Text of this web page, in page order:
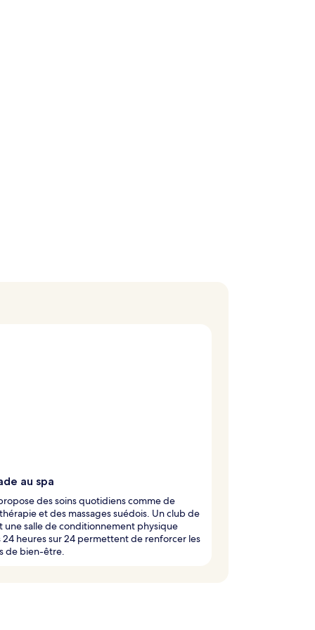
au spa
des soins quotidiens comme de
et des massages suédois. Un club de
une salle de conditionnement physique
24 heures sur 24 permettent de renforcer les
de bien-être.